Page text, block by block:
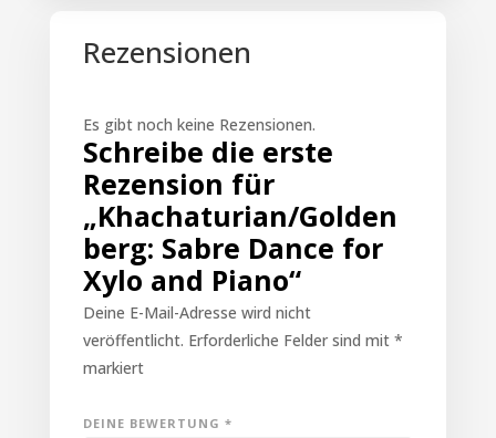
Rezensionen
Es gibt noch keine Rezensionen.
Schreibe die erste
Rezension für
„Khachaturian/Golden
berg: Sabre Dance for
Xylo and Piano“
Deine E-Mail-Adresse wird nicht
veröffentlicht. Erforderliche Felder sind mit *
markiert
DEINE BEWERTUNG *